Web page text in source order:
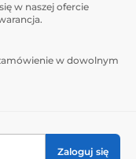
w naszej ofercie
w dowolnym
Zaloguj się